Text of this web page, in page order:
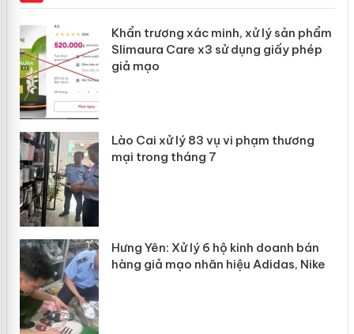
Khẩn trương xác minh, xử lý sản phẩm
Slimaura Care x3 sử dụng giấy phép
giả mạo
Lào Cai xử lý 83 vụ vi phạm thương
mại trong tháng 7
Hưng Yên: Xử lý 6 hộ kinh doanh bán
hàng giả mạo nhãn hiệu Adidas, Nike